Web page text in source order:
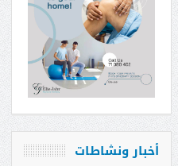
أخبار ونشاطات